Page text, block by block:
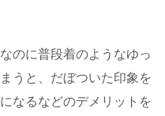
のに普段着のようなゆっ
うと、だぼついた印象を
なるなどのデメリットを